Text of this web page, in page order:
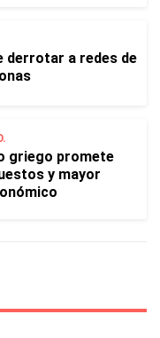
derrotar a redes de
griego promete
y mayor